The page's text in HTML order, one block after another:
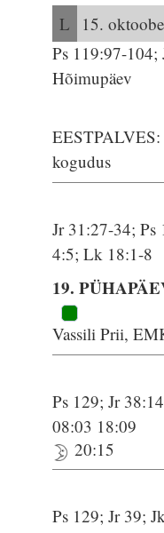
L
15.
Ps 119:97-
Hõimupäev
kogudus
Jr 31:27-34;
4:5; Lk 18:1-8
19.
Vassili Prii,
Ps 129; Jr
08:03 18:09
20:15
Ps 129; Jr 39;